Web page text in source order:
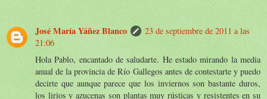
José María Yáñez Blanco
23 de septiembre de 2011 a las
21:06
Hola Pablo, encantado de saludarte. He estado mirando la media
anual de la provincia de Río Gallegos antes de contestarte y puedo
decirte que aunque parece que los inviernos son bastante duros,
los lirios y azucenas son plantas muy rústicas y resistentes en su